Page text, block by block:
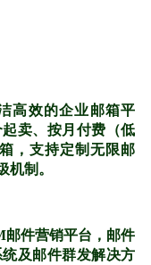
高效的企业邮箱平
卖、按月付费（低
，支持定制无限邮
机制。
邮件营销平台，邮件
及邮件群发解决方